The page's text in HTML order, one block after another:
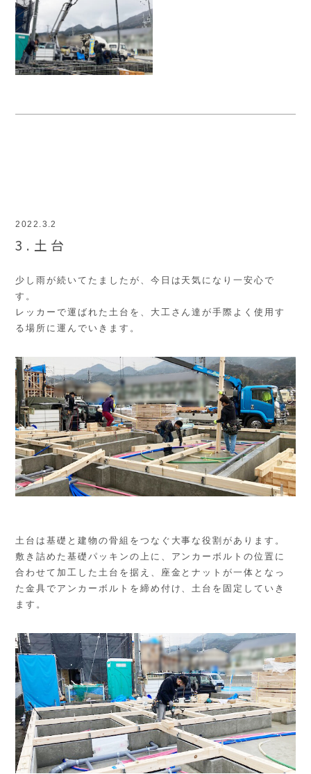
2022.3.2
3.土台
少し雨が続いてたましたが、今日は天気になり一安心で
す。
レッカーで運ばれた土台を、大工さん達が手際よく使用す
る場所に運んでいきます。
土台は基礎と建物の骨組をつなぐ大事な役割があります。
敷き詰めた基礎パッキンの上に、アンカーボルトの位置に
合わせて加工した土台を据え、座金とナットが一体となっ
た金具でアンカーボルトを締め付け、土台を固定していき
ます。